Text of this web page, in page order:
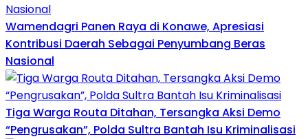
Wamendagri Panen Raya di Konawe, Apresiasi
Kontribusi Daerah Sebagai Penyumbang Beras
Nasional
Tiga Warga Routa Ditahan, Tersangka Aksi Demo
“Pengrusakan”, Polda Sultra Bantah Isu Kriminalisasi